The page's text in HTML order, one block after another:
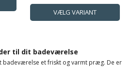
til dit badeværelse
badeværelse et friskt og varmt præg. De er